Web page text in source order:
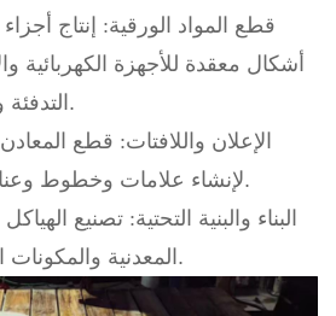
4).قطع المواد الورقية: إنتاج
أشكال معقدة للأجهزة الكهربائية
التدفئة والتهوية وتكييف الهواء.
5)الإعلان واللافتات: قطع المعادن
لإنشاء علامات وخطوط وعناصر زخرفية مخصصة.
6) البناء والبنية التحتية: تصنيع
المعدنية والمكونات الجاهزة لمشاريع البناء.